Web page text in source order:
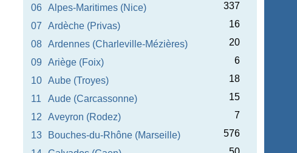
06
Alpes-Maritimes (Nice)
337
07
Ardèche (Privas)
16
08
Ardennes (Charleville-Mézières)
20
09
Ariège (Foix)
6
10
Aube (Troyes)
18
11
Aude (Carcassonne)
15
12
Aveyron (Rodez)
7
13
Bouches-du-Rhône (Marseille)
576